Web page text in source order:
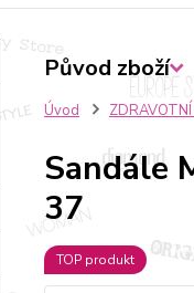
Úvod
Sandále
37
TOP produkt
Původ zboží